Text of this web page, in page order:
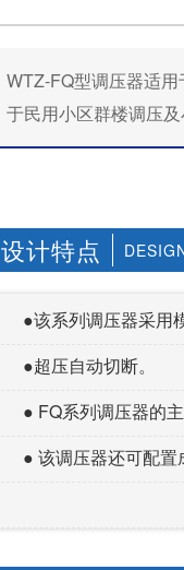
WTZ-FQ型调压器适用于
于民用小区群楼调压及
设计特点
●该系列调压器采用模块
●超压自动切断。
● FQ系列调压器的主
● 该调压器还可配置